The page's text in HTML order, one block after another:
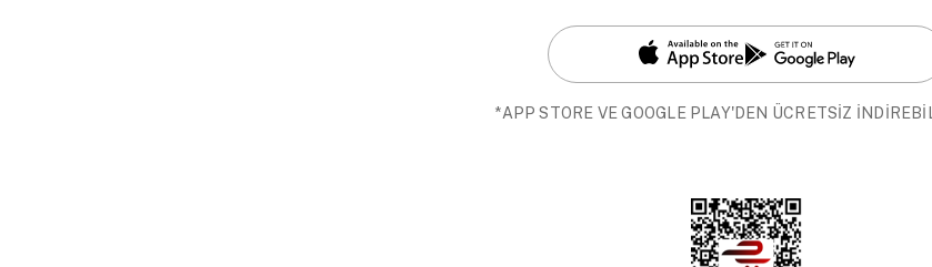
*APP STORE VE GOOGLE PLAY'DEN ÜCRETSİZ